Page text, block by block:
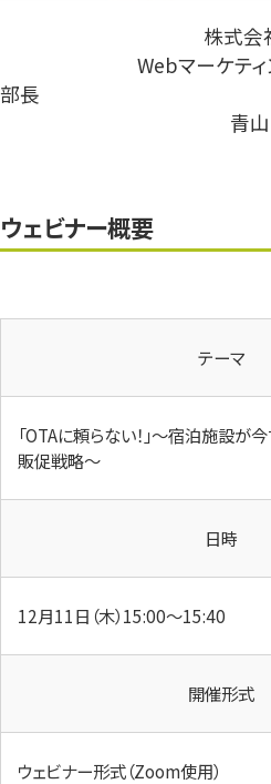
株式会社ア
Webマーケティング
部長
青山 悠
ウェビナー概要
テーマ
「OTAに頼らない！」～宿泊施設が
販促戦略～
日時
12月11日（木）15:00～15:40
開催形式
ウェビナー形式（Zoom使用）